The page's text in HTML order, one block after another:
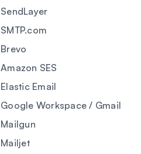
SendLayer
SMTP.com
Brevo
Amazon SES
Elastic Email
Google Workspace / Gmail
Mailgun
Mailjet